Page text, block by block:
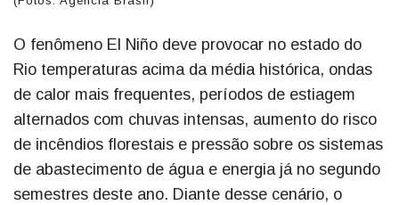
O fenômeno El Niño deve provocar no estado do
Rio temperaturas acima da média histórica, ondas
de calor mais frequentes, períodos de estiagem
alternados com chuvas intensas, aumento do risco
de incêndios florestais e pressão sobre os sistemas
de abastecimento de água e energia já no segundo
semestres deste ano. Diante desse cenário, o